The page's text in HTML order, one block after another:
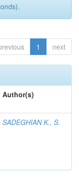
1 next
Author(s)
SADEGHIAN K., S.